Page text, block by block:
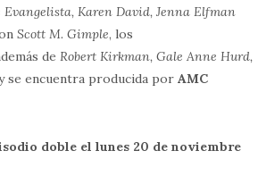
Karen David, Jenna Elfman
Scott M. Gimple, los
deRobert Kirkman, Gale Anne Hurd,
se encuentra producida porAMC
doble el lunes 20 de noviembre